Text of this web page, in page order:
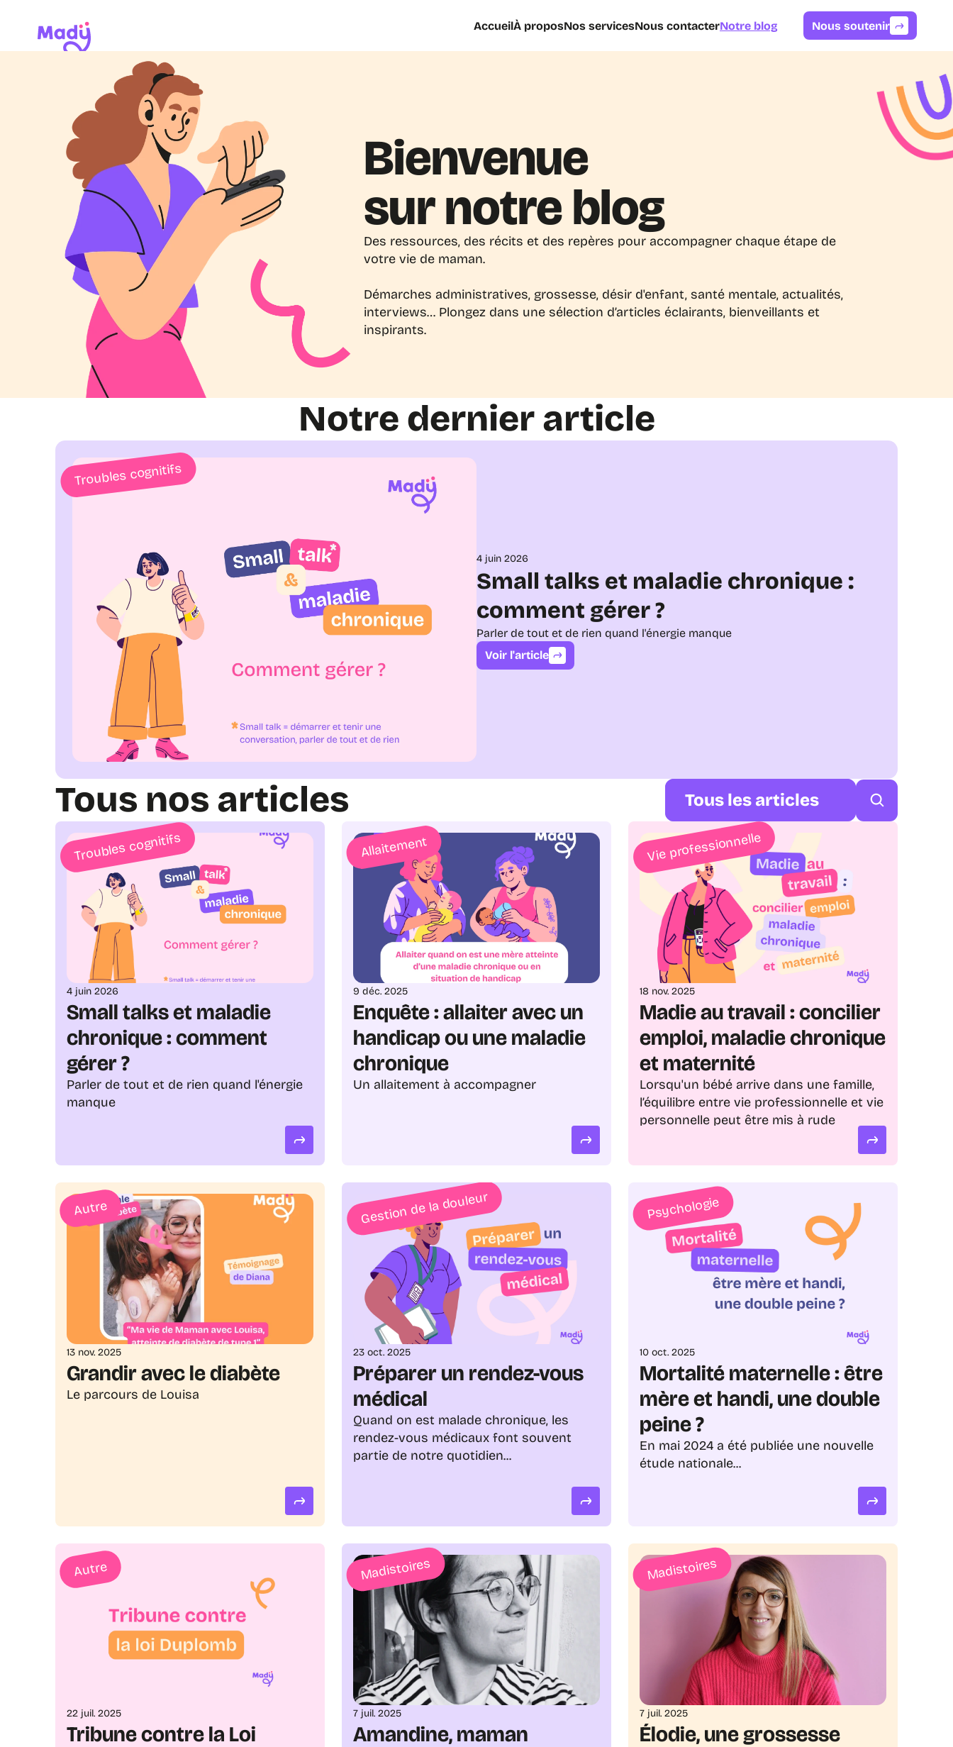
Bienvenue
sur notre blog
Des ressources, des récits et des repères pour accompagner chaque étape de
votre vie de maman.
Démarches administratives, grossesse, désir d'enfant, santé mentale, actualités,
interviews… Plongez dans une sélection d’articles éclairants, bienveillants et
inspirants.
Notre dernier article
Troubles cognitifs
4 juin 2026
Small talks et maladie chronique :
comment gérer ?
Parler de tout et de rien quand l'énergie manque
Voir l'article
Tous nos articles Tous les articles
Troubles cognitifs
4 juin 2026
Small talks et maladie
chronique : comment
gérer ?
Parler de tout et de rien quand l'énergie
manque
Allaitement
9 déc. 2025
Enquête : allaiter avec un
handicap ou une maladie
chronique
Un allaitement à accompagner
Vie professionnelle
18 nov. 2025
Madie au travail : concilier
emploi, maladie chronique
et maternité
Lorsqu'un bébé arrive dans une famille,
l’équilibre entre vie professionnelle et vie
personnelle peut être mis à rude
maman. Et si à ces défis s’ajoute une
quotidienne peut très vite se
transformer en un véritable numéro de
funambulisme ! Aménagements,
maintien en emploi, mais aussi
discriminations : à l’occasion de la
Semaine Européenne pour l’Emploi des
Personnes Handicapées, quelques
Madies nous racontent les difficultés
qu’elles ont pu traverser et les solutions
qu’elles y ont apportées.
Autre
13 nov. 2025
Grandir avec le diabète
Le parcours de Louisa
Gestion de la douleur
23 oct. 2025
Préparer un rendez-vous
médical
Quand on est malade chronique, les
rendez-vous médicaux font souvent
partie de notre quotidien...
Psychologie
10 oct. 2025
Mortalité maternelle : être
mère et handi, une double
peine ?
En mai 2024 a été publiée une nouvelle
étude nationale...
Autre
22 juil. 2025
Tribune contre la Loi
Madistoires
7 juil. 2025
Amandine, maman
Madistoires
7 juil. 2025
Élodie, une grossesse
AccueilÀ proposNos servicesNous contacterNotre blog Nous soutenir